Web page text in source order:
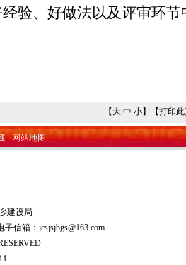
验、好做法以及评审环节
【大 中 小】【打印此
-网站地图
建设局
信箱：jcsjsjbgs@163.com